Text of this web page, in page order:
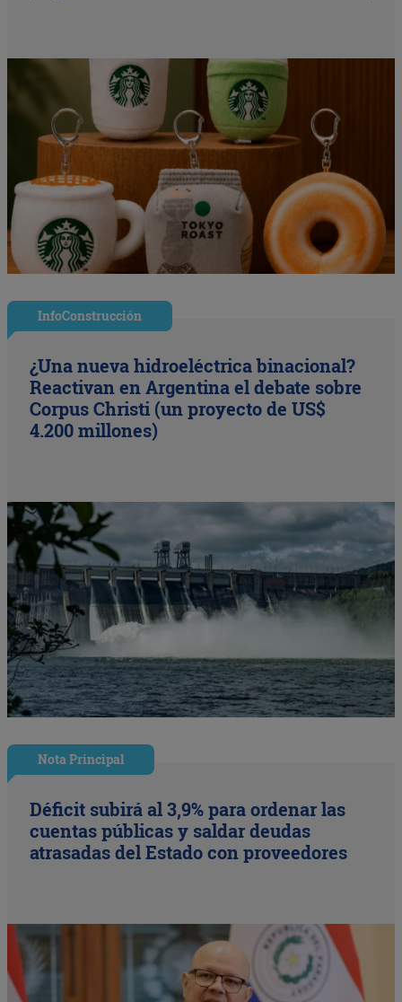
InfoConstrucción
¿Una nueva hidroeléctrica binacional?
Reactivan en Argentina el debate sobre
Corpus Christi (un proyecto de US$
4.200 millones)
Nota Principal
Déficit subirá al 3,9% para ordenar las
cuentas públicas y saldar deudas
atrasadas del Estado con proveedores